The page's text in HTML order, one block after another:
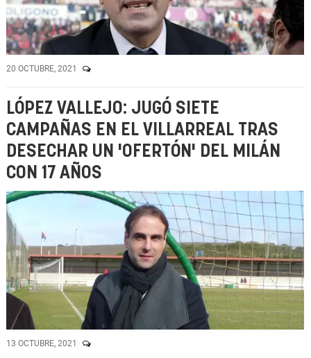
20 OCTUBRE, 2021
LÓPEZ VALLEJO: JUGÓ SIETE
CAMPAÑAS EN EL VILLARREAL TRAS
DESECHAR UN 'OFERTÓN' DEL MILÁN
CON 17 AÑOS
13 OCTUBRE, 2021